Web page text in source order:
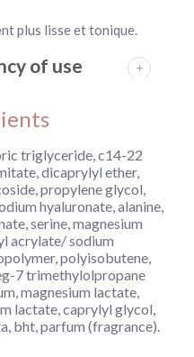
plus lisse et tonique.
of use
triglyceride, c14-22
dicaprylyl ether,
propylene glycol,
hyaluronate, alanine,
serine, magnesium
acrylate/ sodium
polyisobutene,
7 trimethylolpropane
magnesium lactate,
lactate, caprylyl glycol,
bht, parfum (fragrance).